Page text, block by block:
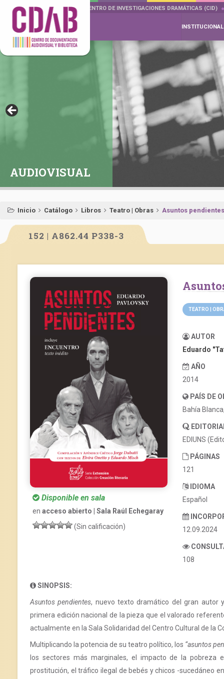
DOCUMENTA DRAMÁTICAS CENTRO DE INVESTIGACIONES DRAMÁTICAS (CID)
INSTITUCIONAL
AUDIOVISUAL
Inicio Catálogo Libros Teatro | Obras Asuntos pendientes
152 | A862.44 P338-3
Disponible en sala
en acceso abierto | Sala Raúl Echegaray
(Sin calificación)
TEATRO |
AUTOR
Eduardo
AÑO
2014
PAÍS DE
Bahía
EDIUNS
PÁGINAS
121
IDIOMA
Español
12.09.2024
108
SINOPSIS:
Asuntos pendientes, nuevo texto dramático del gran autor
primera edición nacional de la pieza que el valorado
actualmente en la Sala Solidaridad del Centro Cultural de la
Multiplicando la potencia de su teatro político, los “asuntos
los sectores más marginales, el impacto de la pobreza
prostitución, el tráfico ilegal de bebés y chicos -sucedáneo